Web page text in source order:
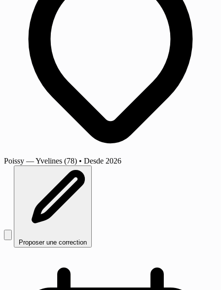
Poissy — Yvelines (78) • Desde 2026
Proposer une correction